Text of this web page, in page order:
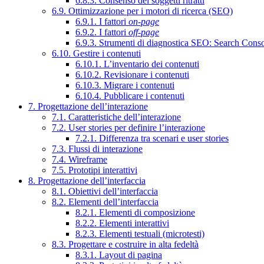
6.9. Ottimizzazione per i motori di ricerca (SEO)
6.9.1. I fattori on-page
6.9.2. I fattori off-page
6.9.3. Strumenti di diagnostica SEO: Search
6.10. Gestire i contenuti
6.10.1. L’inventario dei contenuti
6.10.2. Revisionare i contenuti
6.10.3. Migrare i contenuti
6.10.4. Pubblicare i contenuti
7. Progettazione dell’interazione
7.1. Caratteristiche dell’interazione
7.2. User stories per definire l’interazione
7.2.1. Differenza tra scenari e user stories
7.3. Flussi di interazione
7.4. Wireframe
7.5. Prototipi interattivi
8. Progettazione dell’interfaccia
8.1. Obiettivi dell’interfaccia
8.2. Elementi dell’interfaccia
8.2.1. Elementi di composizione
8.2.2. Elementi interattivi
8.2.3. Elementi testuali (microtesti)
8.3. Progettare e costruire in alta fedeltà
8.3.1. Layout di pagina